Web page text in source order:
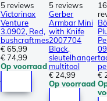
5 reviews
Victorinox
Venture
3.0902, Red,
bushcraftmes
€ 65,99
€ 74,99
Op voorraad
5 reviews
Gerber
Armbar Mini
with Knife
2007704
Black,
sleutelhanger
multitool
€ 24,99
Op voorraad
16
€